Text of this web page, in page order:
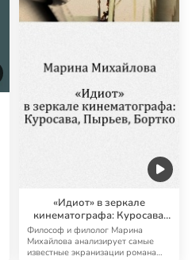
«Идиот» в зеркале
кинематографа: Куросава,
Пырьев, Бортко
Философ и филолог Марина
Михайлова анализирует самые
известные экранизации романа